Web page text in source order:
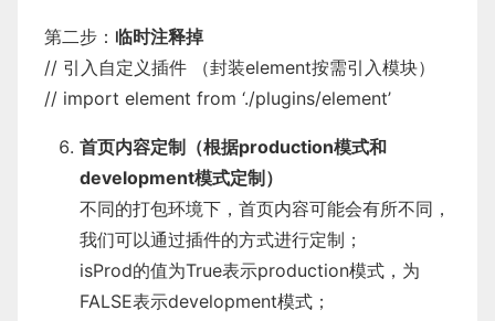
第二步： 临时注释掉
// 引入自定义插件 （封装element按需引入模块）
// import element from ‘./plugins/element’
首页内容定制（根据production模式和
development模式定制）
不同的打包环境下，首页内容可能会有所不同，
我们可以通过插件的方式进行定制；
isProd的值为True表示production模式，为
FALSE表示development模式；